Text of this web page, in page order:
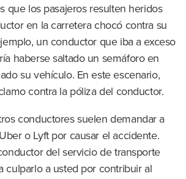
que los pasajeros resulten heridos
en la carretera chocó contra su
un conductor que iba a exceso
haberse saltado un semáforo en
su vehículo. En este escenario,
contra la póliza del conductor.
conductores suelen demandar a
o Lyft por causar el accidente.
del servicio de transporte
culparlo a usted por contribuir al